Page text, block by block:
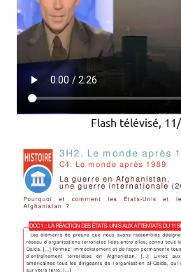
Flash télévisé,